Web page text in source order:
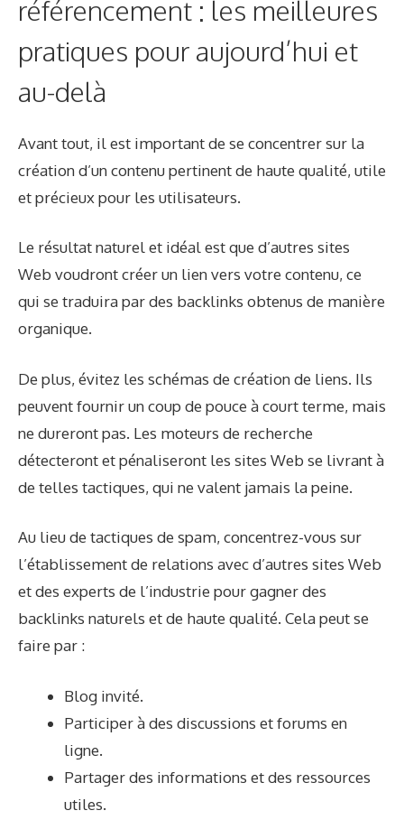
référencement : les meilleures
pratiques pour aujourd’hui et
au-delà
Avant tout, il est important de se concentrer sur la
création d’un contenu pertinent de haute qualité, utile
et précieux pour les utilisateurs.
Le résultat naturel et idéal est que d’autres sites
Web voudront créer un lien vers votre contenu, ce
qui se traduira par des backlinks obtenus de manière
organique.
De plus, évitez les schémas de création de liens. Ils
peuvent fournir un coup de pouce à court terme, mais
ne dureront pas. Les moteurs de recherche
détecteront et pénaliseront les sites Web se livrant à
de telles tactiques, qui ne valent jamais la peine.
Au lieu de tactiques de spam, concentrez-vous sur
l’établissement de relations avec d’autres sites Web
et des experts de l’industrie pour gagner des
backlinks naturels et de haute qualité. Cela peut se
faire par :
Blog invité.
Participer à des discussions et forums en
ligne.
Partager des informations et des ressources
utiles.